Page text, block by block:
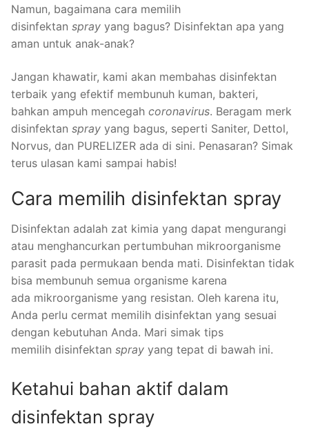
Namun, bagaimana cara memilih
disinfektan spray yang bagus? Disinfektan apa yang
aman untuk anak-anak?
Jangan khawatir, kami akan membahas disinfektan
terbaik yang efektif membunuh kuman, bakteri,
bahkan ampuh mencegah coronavirus. Beragam merk
disinfektan spray yang bagus, seperti Saniter, Dettol,
Norvus, dan PURELIZER ada di sini. Penasaran? Simak
terus ulasan kami sampai habis!
Cara memilih disinfektan spray
Disinfektan adalah zat kimia yang dapat mengurangi
atau menghancurkan pertumbuhan mikroorganisme
parasit pada permukaan benda mati. Disinfektan tidak
bisa membunuh semua organisme karena
ada mikroorganisme yang resistan. Oleh karena itu,
Anda perlu cermat memilih disinfektan yang sesuai
dengan kebutuhan Anda. Mari simak tips
memilih disinfektan spray yang tepat di bawah ini.
Ketahui bahan aktif dalam
disinfektan spray